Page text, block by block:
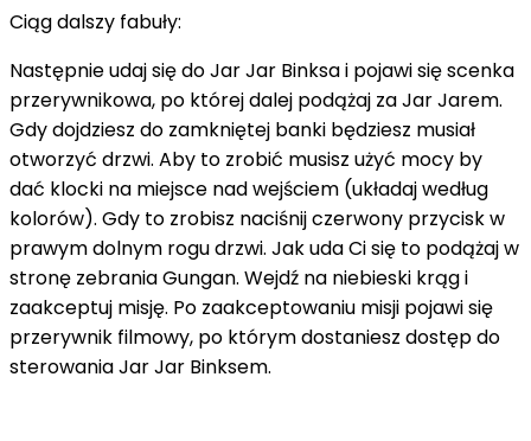
Ciąg dalszy fabuły:
Następnie udaj się do Jar Jar Binksa i pojawi się scenka
przerywnikowa, po której dalej podążaj za Jar Jarem.
Gdy dojdziesz do zamkniętej banki będziesz musiał
otworzyć drzwi. Aby to zrobić musisz użyć mocy by
dać klocki na miejsce nad wejściem (układaj według
kolorów). Gdy to zrobisz naciśnij czerwony przycisk w
prawym dolnym rogu drzwi. Jak uda Ci się to podążaj w
stronę zebrania Gungan. Wejdź na niebieski krąg i
zaakceptuj misję. Po zaakceptowaniu misji pojawi się
przerywnik filmowy, po którym dostaniesz dostęp do
sterowania Jar Jar Binksem.